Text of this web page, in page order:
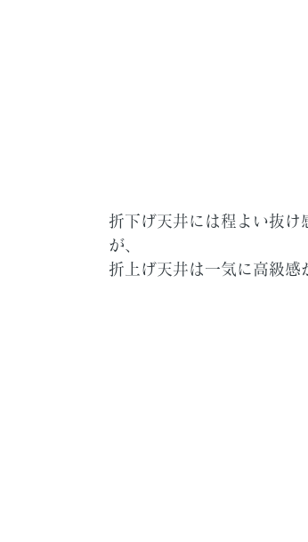
折下げ天井には程よい抜け
が、
折上げ天井は一気に高級感